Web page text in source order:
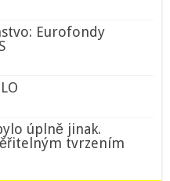
Eurofondy
úplně jinak.
tvrzením